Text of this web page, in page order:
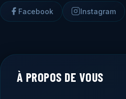
Facebook Instagram
À PROPOS DE VOUS